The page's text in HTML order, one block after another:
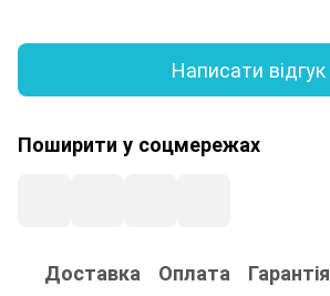
Написати відгук
Поширити у соцмережах
Доставка Оплата Гарантія